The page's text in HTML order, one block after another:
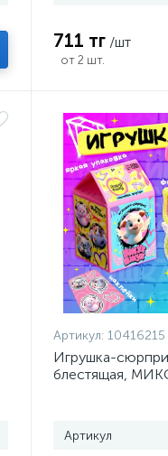
711 тг /шт
от 2 шт.
Артикул: 10416215
Игрушка-
блестящая,
Артикул